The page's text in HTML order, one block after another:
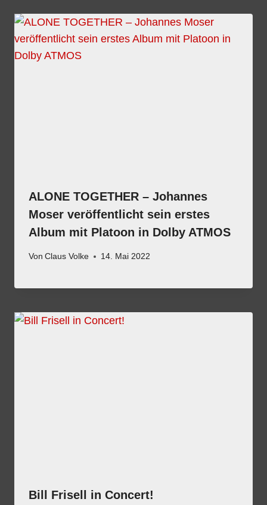
ALONE TOGETHER – Johannes
Moser veröffentlicht sein erstes
Album mit Platoon in Dolby ATMOS
Von Claus Volke 14. Mai 2022
Bill Frisell in Concert!